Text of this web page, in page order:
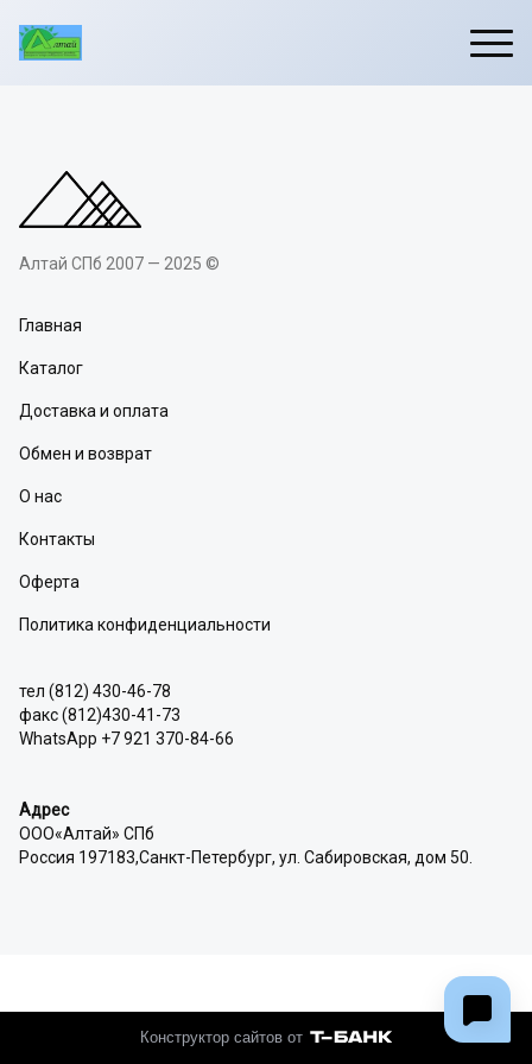
Алтай СПб 2007 — 2025 ©
Главная
Каталог
Доставка и оплата
Обмен и возврат
О нас
Контакты
Оферта
Политика конфиденциальности
тел (812) 430-46-78
факс (812)430-41-73
WhatsApp +7 921 370-84-66
Адрес
ООО«Алтай» СПб
Россия 197183,Санкт-Петербург, ул. Сабировская, дом 50.
Конструктор сайтов от